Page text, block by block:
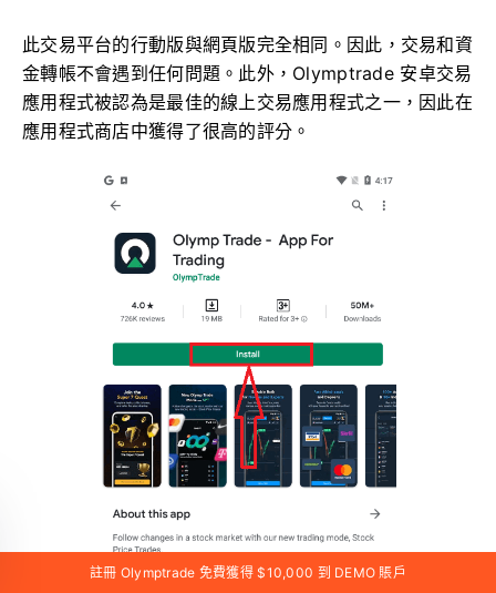
此交易平台的行動版與網頁版完全相同。因此，交易和資
金轉帳不會遇到任何問題。此外，Olymptrade 安卓交易
應用程式被認為是最佳的線上交易應用程式之一，因此在
應用程式商店中獲得了很高的評分。
註冊 Olymptrade 免費獲得 $10,000 到 DEMO 賬戶